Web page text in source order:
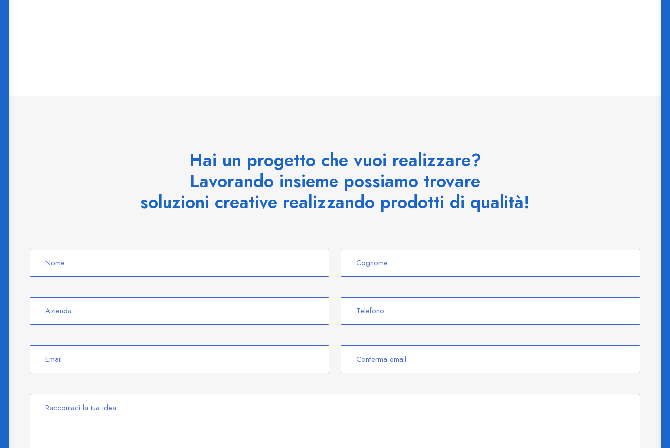
Hai un progetto che vuoi realizzare?
Lavorando insieme possiamo trovare
soluzioni creative realizzando prodotti di qualità!